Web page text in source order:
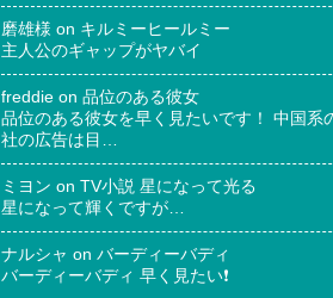
磨雄様 on キルミーヒールミー
主人公のギャップがヤバイ
freddie on 品位のある彼女
品位のある彼女を早く見たいです！ 中国系
社の広告は目…
ミヨン on TV小説 星になって光る
星になって輝くですが…
ナルシャ on バーディーバディ
バーディーバディ 早く見たい❗